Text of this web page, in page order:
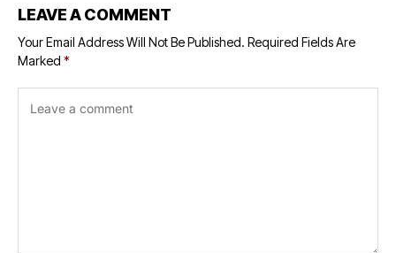
LEAVE A COMMENT
Your Email Address Will Not Be Published. Required Fields Are
Marked *